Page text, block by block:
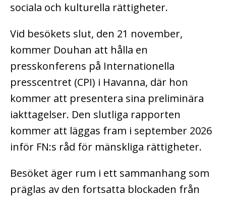
sociala och kulturella rättigheter.
Vid besökets slut, den 21 november,
kommer Douhan att hålla en
presskonferens på Internationella
presscentret (CPI) i Havanna, där hon
kommer att presentera sina preliminära
iakttagelser. Den slutliga rapporten
kommer att läggas fram i september 2026
inför FN:s råd för mänskliga rättigheter.
Besöket äger rum i ett sammanhang som
präglas av den fortsatta blockaden från